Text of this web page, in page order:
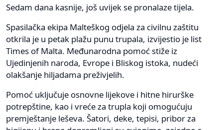
Sedam dana kasnije, još uvijek se pronalaze tijela.
Spasilačka ekipa Malteškog odjela za civilnu zaštitu
otkrila je u petak plažu punu trupala, izvijestio je list
Times of Malta. Međunarodna pomoć stiže iz
Ujedinjenih naroda, Evrope i Bliskog istoka, nudeći
olakšanje hiljadama preživjelih.
Pomoć uključuje osnovne lijekove i hitne hirurške
potrepštine, kao i vreće za trupla koji omogućuju
premještanje leševa. Šatori, deke, tepisi, pribor za